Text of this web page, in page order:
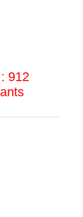
912